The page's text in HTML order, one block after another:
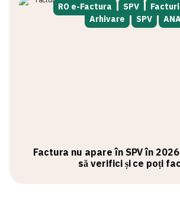
RO e-Factura SPV
Arhivare
SPV
Factura nu apare în SPV în
să verifici și ce poți